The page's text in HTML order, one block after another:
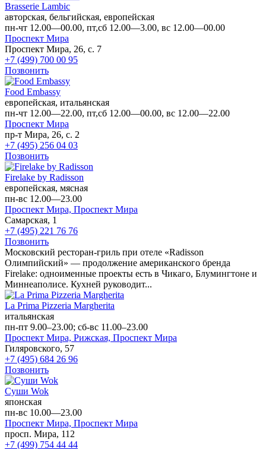
Brasserie Lambic
авторская, бельгийская, европейская
пн-чт 12.00—00.00, пт,сб 12.00—3.00, вс 12.00—00.00
Проспект Мира
Проспект Мира, 26, с. 7
+7 (499) 700 00 95
Позвонить
Food Embassy
европейская, итальянская
пн-чт 12.00—22.00, пт,сб 12.00—00.00, вс 12.00—22.00
Проспект Мира
пр-т Мира, 26, с. 2
+7 (495) 256 04 03
Позвонить
Firelake by Radisson
европейская, мясная
пн-вс 12.00—23.00
Проспект Мира, Проспект Мира
Самарская, 1
+7 (495) 221 76 76
Позвонить
Московский ресторан-гриль при отеле «Radisson
Олимпийский» — продолжение американского бренда
Firelake: одноименные проекты есть в Чикаго, Блумингтоне и
Миннеаполисе. Кухней руководит...
La Prima Pizzeria Margherita
итальянская
пн-пт 9.00–23.00; сб-вс 11.00–23.00
Проспект Мира, Рижская, Проспект Мира
Гиляровского, 57
+7 (495) 684 26 96
Позвонить
Суши Wok
японская
пн-вс 10.00—23.00
Проспект Мира, Проспект Мира
просп. Мира, 112
+7 (499) 754 44 44